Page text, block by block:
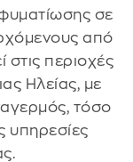
σε
από
περιοχές
Ηλείας, με
τόσο
υπηρεσίες